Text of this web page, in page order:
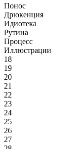
Понос
Дрюкенция
Идиотека
Рутина
Процесс
Иллюстрации
18
19
20
21
22
23
24
25
26
27